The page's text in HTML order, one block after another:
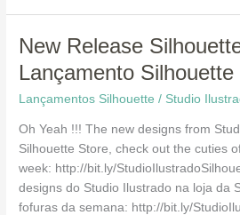
New Release
Lançamento Silhouette
Lançamentos Silhouette / Studio
Oh Yeah !!! The new designs from
Silhouette Store, check out the cuties
week: http://bit.ly/
designs do Studio Ilustrado na loja da
fofuras da semana: http://bit.ly/
New
Silhouette
Store!